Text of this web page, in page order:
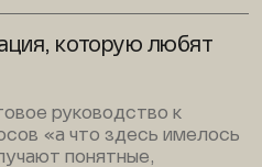
которую любят
руководство к
«а что здесь имелось
понятные,